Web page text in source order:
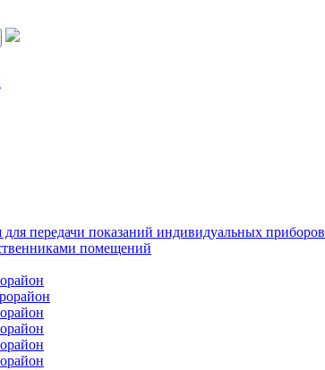
передачи показаний индивидуальных приборов
помещений